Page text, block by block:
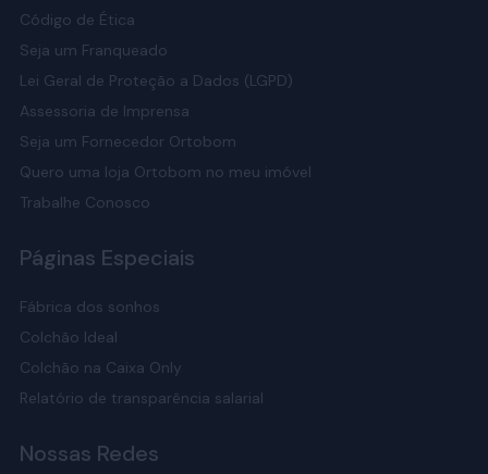
Código de Ética
Seja um Franqueado
Lei Geral de Proteção a Dados (LGPD)
Assessoria de Imprensa
Seja um Fornecedor Ortobom
Quero uma loja Ortobom no meu imóvel
Trabalhe Conosco
Páginas Especiais
Fábrica dos sonhos
Colchão Ideal
Colchão na Caixa Only
Relatório de transparência salarial
Nossas Redes